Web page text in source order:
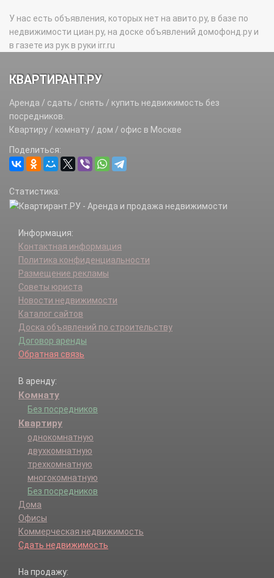
У нас есть объявления, которых нет на авито.ру, в базе по
недвижимости циан.ру, на доске объявлений домофонд.ру и
в газете из рук в руки irr.ru
КВАРТИРАНТ.РУ
Аренда / сдать / снять / купить недвижимость без
посредников.
Квартиру / комнату / дом / офис в Москве
Поделиться:
Статистика:
Информация:
Контактная информация
Политика конфиденциальности
Размещение рекламы
Советы юриста
Новости недвижимости
Каталог сайтов
Доска объявлений по строительству
Договор аренды
Обратная связь
В аренду:
Комнату
Без посредников
Квартиру
однокомнатную
двухкомнатную
трехкомнатную
многокомнатную
Без посредников
Дома
Офисы
Коммерческая недвижимость
Сдать недвижимость
На продажу: